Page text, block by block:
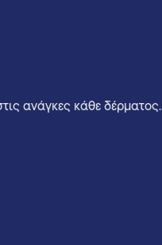
ανάγκες κάθε δέρματος.